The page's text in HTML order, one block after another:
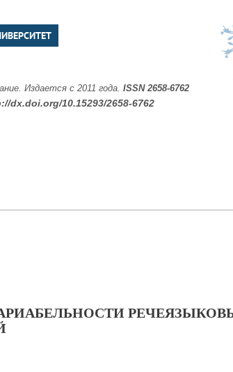
Издается с 2011 года. ISSN 2658-6762
dx.doi.org/10.15293/2658-6762